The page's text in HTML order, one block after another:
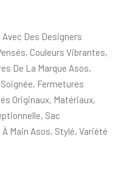
Des Designers
, Couleurs Vibrantes,
De La Marque Asos,
, Fermetures
Originaux, Matériaux,
, Sac
À Main Asos, Stylé, Variété